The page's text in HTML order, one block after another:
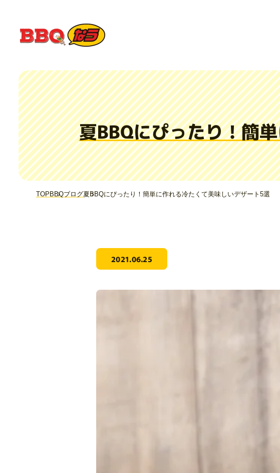
夏BBQにぴったり！簡
TOP BBQブログ夏BBQにぴったり！簡単に作れる冷たくて美味しいデザート5選
2021.06.25